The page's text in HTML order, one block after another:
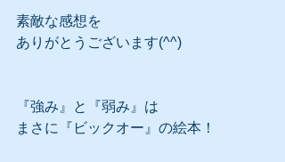
素敵な感想を
ありがとうございます(^^)
『強み』と『弱み』は
まさに『ビックオー』の絵本！